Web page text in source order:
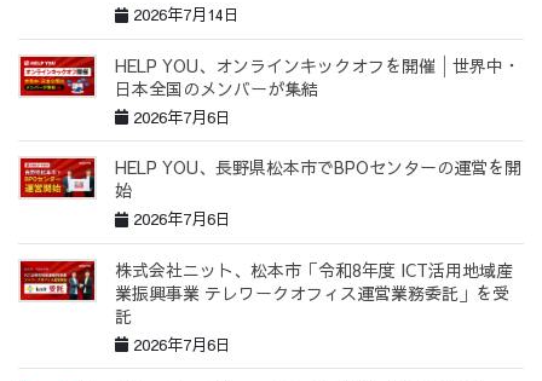
2026年7月14日
HELP YOU、オンラインキックオフを開催│世界中・
日本全国のメンバーが集結
2026年7月6日
HELP YOU、長野県松本市でBPOセンターの運営を開
始
2026年7月6日
株式会社ニット、松本市「令和8年度 ICT活用地域産
業振興事業 テレワークオフィス運営業務委託」を受
託
2026年7月6日